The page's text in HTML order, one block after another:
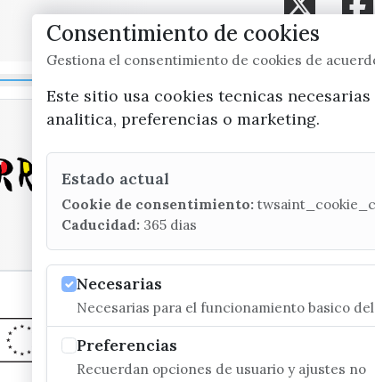
starseite
Consentimiento de cookies
Gestiona el consentimiento de cookies de
Este sitio usa cookies tecnicas
analitica, preferencias o marketing.
Estado actual
Cookie de consentimiento:
Caducidad: 365 dias
Necesarias
Necesarias para el funcionamiento basico
Preferencias
Recuerdan opciones de usuario y ajustes no